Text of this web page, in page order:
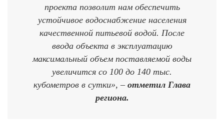
проекта позволит нам обеспечить
устойчивое водоснабжение населения
качественной питьевой водой. После
ввода объекта в эксплуатацию
максимальный объем поставляемой воды
увеличится со 100 до 140 тыс.
кубометров в сутки», – отметил Глава
региона.